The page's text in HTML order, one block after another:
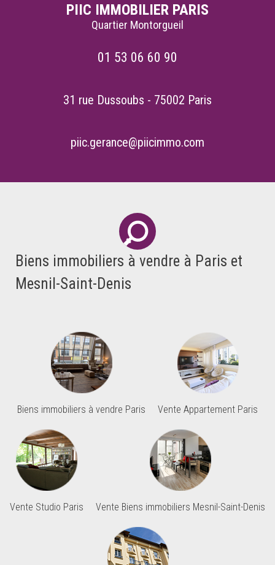
PIIC IMMOBILIER PARIS
Quartier Montorgueil
01 53 06 60 90
31 rue Dussoubs - 75002 Paris
piic.gerance@piicimmo.com
Biens immobiliers à vendre à Paris et
Mesnil-Saint-Denis
Biens immobiliers à vendre Paris Vente Appartement Paris
Vente Studio Paris Vente Biens immobiliers Mesnil-Saint-Denis